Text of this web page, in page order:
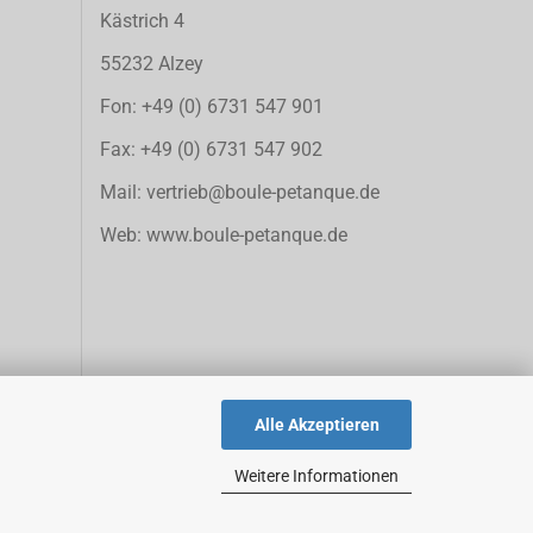
Alle Akzeptieren
Weitere Informationen
Kästrich 4
55232 Alzey
Fon: +49 (0) 6731 547 901
Fax: +49 (0) 6731 547 902
Mail: vertrieb@boule-petanque.de
Web: www.boule-petanque.de